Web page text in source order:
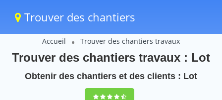
Trouver des chantiers
Accueil Trouver des chantiers travaux
Trouver des chantiers travaux : Lot
Obtenir des chantiers et des clients : Lot